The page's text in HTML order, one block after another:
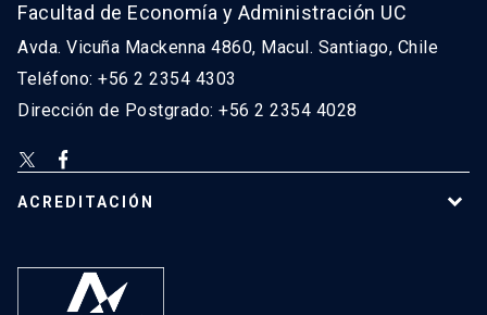
Facultad de Economía y Administración UC
Avda. Vicuña Mackenna 4860, Macul. Santiago, Chile
Teléfono: +56 2 2354 4303
Dirección de Postgrado: +56 2 2354 4028
ACREDITACIÓN